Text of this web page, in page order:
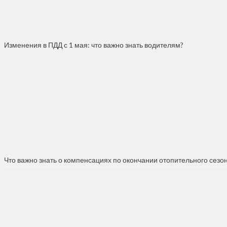
Изменения в ПДД с 1 мая: что важно знать водителям?
Что важно знать о компенсациях по окончании отопительного